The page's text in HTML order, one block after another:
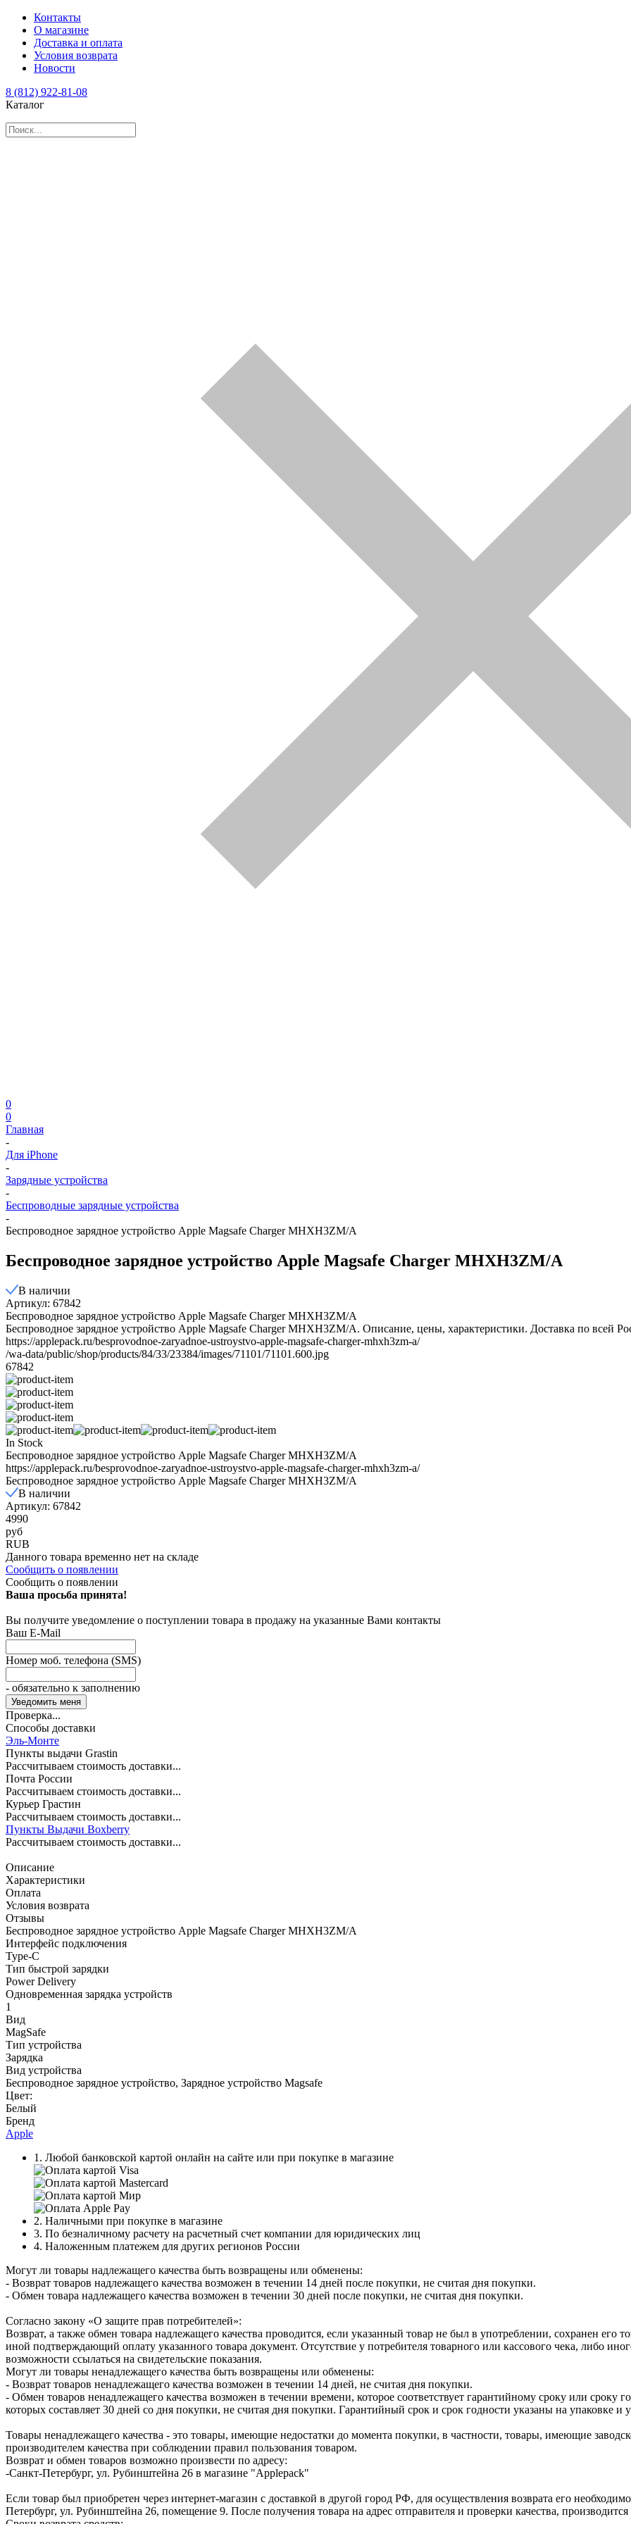
Контакты
О магазине
Доставка и оплата
Условия возврата
Новости
8 (812) 922-81-08
Каталог
0
0
Главная
-
Для iPhone
-
Зарядные устройства
-
Беспроводные зарядные устройства
-
Беспроводное зарядное устройство Apple Magsafe Charger MHXH3ZM/A
Беспроводное зарядное устройство Apple Magsafe Charger MHXH3ZM/A
В наличии
Артикул: 67842
Беспроводное зарядное устройство Apple Magsafe Charger MHXH3ZM/A
Беспроводное зарядное устройство Apple Magsafe Charger MHXH3ZM/A. Описание, цены, характеристики. Доставка по всей
https://applepack.ru/besprovodnoe-zaryadnoe-ustroystvo-apple-magsafe-charger-mhxh3zm-a/
/wa-data/public/shop/products/84/33/23384/images/71101/71101.600.jpg
67842
In Stock
Беспроводное зарядное устройство Apple Magsafe Charger MHXH3ZM/A
https://applepack.ru/besprovodnoe-zaryadnoe-ustroystvo-apple-magsafe-charger-mhxh3zm-a/
Беспроводное зарядное устройство Apple Magsafe Charger MHXH3ZM/A
В наличии
Артикул: 67842
4990
руб
RUB
Данного товара временно нет на складе
Сообщить о появлении
Сообщить о появлении
Ваша просьба принята!
Вы получите уведомление о поступлении товара в продажу на указанные Вами контакты
Ваш E-Mail
Номер моб. телефона (SMS)
- обязательно к заполнению
Проверка...
Способы доставки
Эль-Монте
Пункты выдачи Grastin
Рассчитываем стоимость доставки...
Почта России
Рассчитываем стоимость доставки...
Курьер Грастин
Рассчитываем стоимость доставки...
Пункты Выдачи Boxberry
Рассчитываем стоимость доставки...
Описание
Характеристики
Оплата
Условия возврата
Отзывы
Беспроводное зарядное устройство Apple Magsafe Charger MHXH3ZM/A
Интерфейс подключения
Type-C
Тип быстрой зарядки
Power Delivery
Одновременная зарядка устройств
1
Вид
MagSafe
Тип устройства
Зарядка
Вид устройства
Беспроводное зарядное устройство, Зарядное устройство Magsafe
Цвет:
Белый
Бренд
Apple
1. Любой банковской картой онлайн на сайте или при покупке в магазине
2. Наличными при покупке в магазине
3. По безналичному расчету на расчетный счет компании для юридических лиц
4. Наложенным платежем для других регионов России
Могут ли товары надлежащего качества быть возвращены или обменены:
- Возврат товаров надлежащего качества возможен в течении 14 дней после покупки, не считая дня покупки.
- Обмен товара надлежащего качества возможен в течении 30 дней после покупки, не считая дня покупки.
Согласно закону «О защите прав потребителей»:
Возврат, а также обмен товара надлежащего качества проводится, если указанный товар не был в употреблении, сохранен
иной подтверждающий оплату указанного товара документ. Отсутствие у потребителя товарного или кассового чека, либо
возможности ссылаться на свидетельские показания.
Могут ли товары ненадлежащего качества быть возвращены или обменены:
- Возврат товаров ненадлежащего качества возможен в течении 14 дней, не считая дня покупки.
- Обмен товаров ненадлежащего качества возможен в течении времени, которое соответствует гарантийному сроку или сроку
которых составляет 30 дней со дня покупки, не считая дня покупки. Гарантийный срок и срок годности указаны на упаковке
Товары ненадлежащего качества - это товары, имеющие недостатки до момента покупки, в частности, товары, имеющие
производителем качества при соблюдении правил пользования товаром.
Возврат и обмен товаров возможно произвести по адресу:
-Санкт-Петербург, ул. Рубинштейна 26 в магазине "Applepack"
Если товар был приобретен через интернет-магазин с доставкой в другой город РФ, для осуществления возврата его
Петербург, ул. Рубинштейна 26, помещение 9. После получения товара на адрес отправителя и проверки качества,